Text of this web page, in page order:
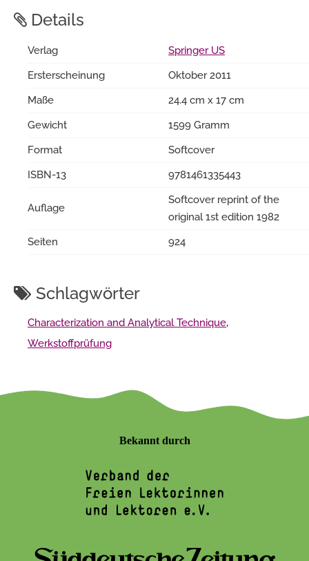
Details
Verlag
Springer US
Ersterscheinung
Oktober 2011
Maße
24.4 cm x 17 cm
Gewicht
1599 Gramm
Format
Softcover
ISBN-13
9781461335443
Auflage
Softcover reprint of the
original 1st edition 1982
Seiten
924
Schlagwörter
Characterization and Analytical Technique,
Werkstoffprüfung
Bekannt durch